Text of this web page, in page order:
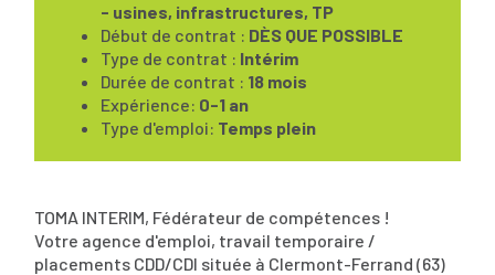
- usines, infrastructures, TP
Début de contrat : DÈS QUE POSSIBLE
Type de contrat : Intérim
Durée de contrat : 18 mois
Expérience: 0-1 an
Type d'emploi: Temps plein
TOMA INTERIM, Fédérateur de compétences !
Votre agence d'emploi, travail temporaire /
placements CDD/CDI située à Clermont-Ferrand (63)